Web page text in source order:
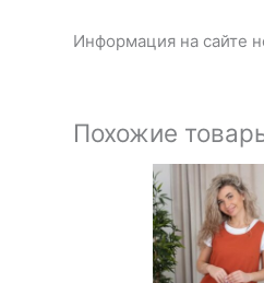
Информация на сайте
Похожие